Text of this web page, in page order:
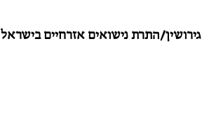
גירושין/התרת נישואים אזרחיים בישראל